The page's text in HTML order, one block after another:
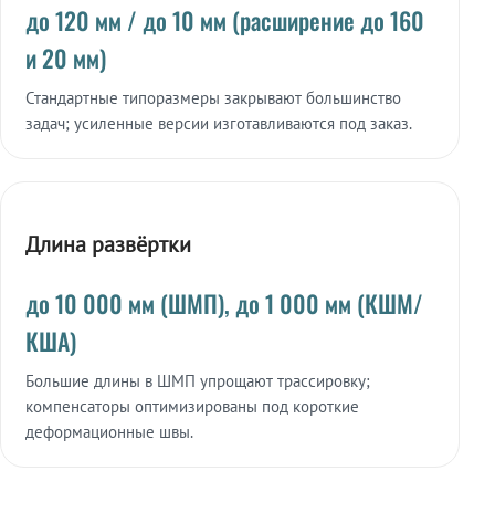
до 120 мм / до 10 мм (расширение до 160
и 20 мм)
Стандартные типоразмеры закрывают большинство
задач; усиленные версии изготавливаются под заказ.
Длина развёртки
до 10 000 мм (ШМП), до 1 000 мм (КШМ/
КША)
Большие длины в ШМП упрощают трассировку;
компенсаторы оптимизированы под короткие
деформационные швы.